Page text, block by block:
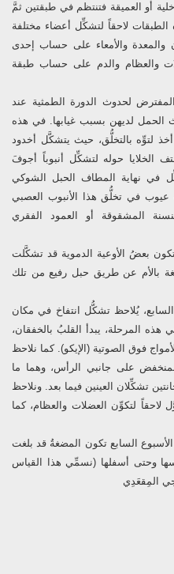
أو العميقة فتنتظم في طبقتين ثمَّ
لاحقاً لتشكِّل أعضاء مختلفة
والأمعاء على حساب إحدى
والعظام والدم على حساب طبقة
لحدوث الدورة الطمثية عند
الحمل لديهن بسبب غيابها. في هذه
أخذ لتوِّه بالتخلُّق، حيث يتشكَّل أخدود
الخلايا حوله لتشكِّل أنبوباً أجوفَ
في نهاية المطاف الحبل الشوكي
في تخلُّق هذا الأنبوب العصبي
المشقوقة أو العمود الفقري
بعضُ الأوعية الدموية قد تشكَّلت
بالأم عن طريق حبل رفيع من تلك
يُلاحظ تشكُّل انتفاخ في مكان
المرحلة، يبدأ القلبُ بالخفقان،
فوق الصوتية (الإيكو). كما نلاحظ
على جانبي الرأس، وهما ما
تشكِّلان العينين فيما بعد. ونلاحظ
لتكوِّن العضلات والعظام، كما
السابع تكون المضغةُ قد بلغت
من قمَّة رأسها وحتى أسفلها (نسمِّي هذا القياس
المِقعَدِي